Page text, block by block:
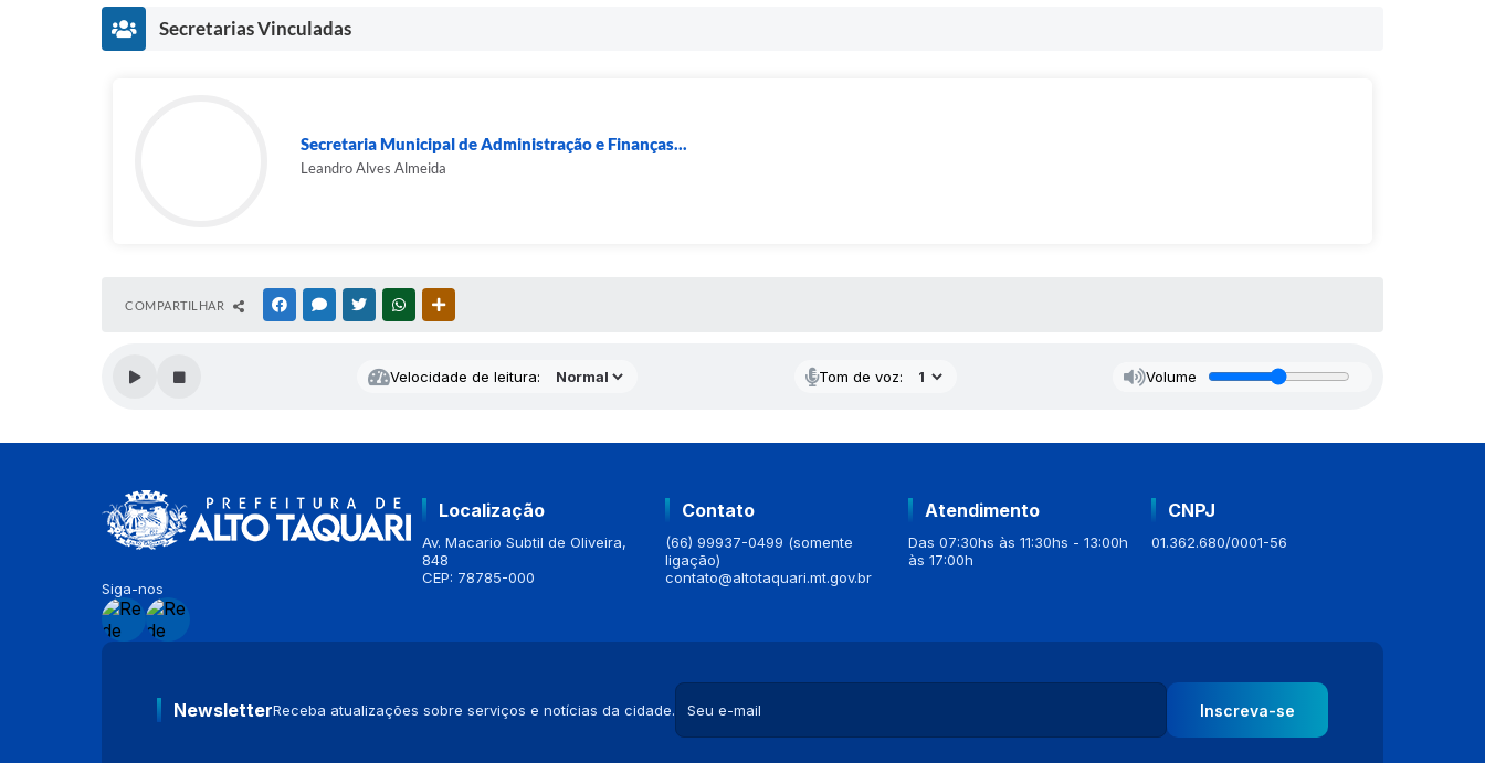
Secretarias Vinculadas
Secretaria Municipal de Administração e Finanças...
Leandro Alves Almeida
COMPARTILHAR FACEBOOKMESSENGER
TWITTERWHATSAPP
Velocidade de leitura: Tom de voz: Volume
Siga-nos
Localização
Av. Macario Subtil de Oliveira,
848
CEP: 78785-000
Contato
(66) 99937-0499 (somente
ligação)
contato@altotaquari.mt.gov.br
Atendimento
Das 07:30hs às 11:30hs - 13:00h
às 17:00h
CNPJ
01.362.680/0001-56
NewsletterReceba atualizações sobre serviços e notícias da cidade. Inscreva-se